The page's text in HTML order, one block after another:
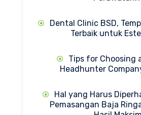
Dental Clinic BSD,
Terbaik untuk
Tips for Choosing
Headhunter
Hal yang Harus
Pemasangan Baja